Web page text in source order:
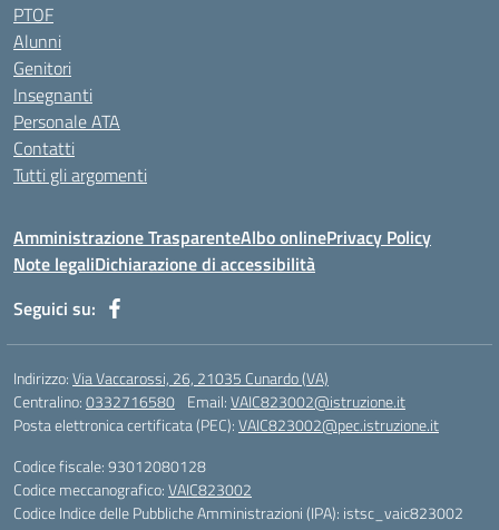
PTOF
Alunni
Genitori
Insegnanti
Personale ATA
Contatti
Tutti gli argomenti
Amministrazione TrasparenteAlbo onlinePrivacy Policy
Note legaliDichiarazione di accessibilità
Seguici su:
Indirizzo:Via Vaccarossi, 26, 21035 Cunardo (VA)
Centralino:0332716580 Email:VAIC823002@istruzione.it
Posta elettronica certificata (PEC):VAIC823002@pec.istruzione.it
Codice fiscale: 93012080128
Codice meccanografico:VAIC823002
Codice Indice delle Pubbliche Amministrazioni (IPA): istsc_vaic823002